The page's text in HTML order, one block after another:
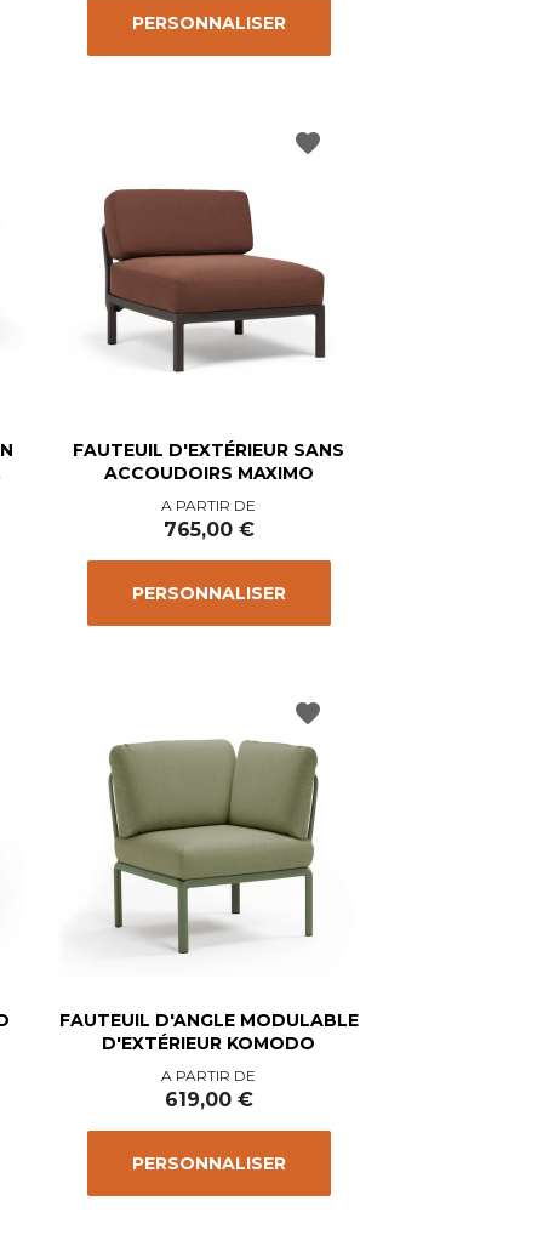
PERSONNALISER
FAUTEUIL D'EXTÉRIEUR SANS
ACCOUDOIRS MAXIMO
Prix
A PARTIR DE
765,00 €
PERSONNALISER
favorite
FAUTEUIL D'ANGLE MODULABLE
D'EXTÉRIEUR KOMODO
Prix
A PARTIR DE
619,00 €
PERSONNALISER
favorite